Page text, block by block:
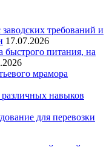
требований и
17.07.2026
быстрого питания, на
мрамора
навыков
для перевозки